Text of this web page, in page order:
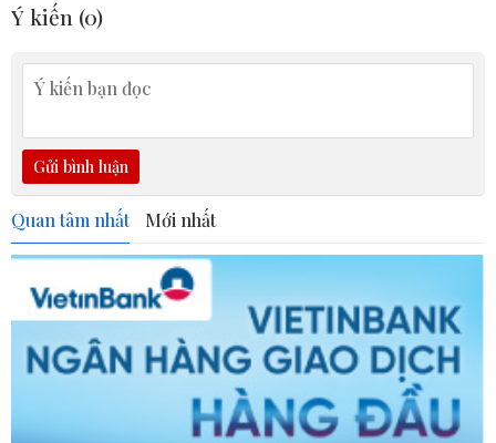
Ý kiến (0)
Gửi bình luận
Quan tâm nhất Mới nhất